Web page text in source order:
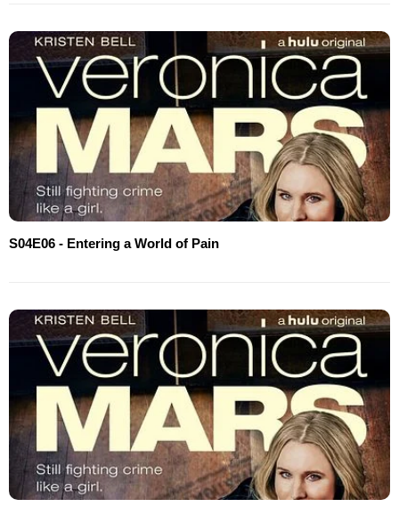
S04E06 - Entering a World of Pain